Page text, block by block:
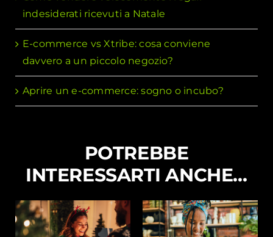
indesiderati ricevuti a Natale
E-commerce vs Xtribe: cosa conviene
davvero a un piccolo negozio?
Aprire un e-commerce: sogno o incubo?
POTREBBE
INTERESSARTI ANCHE…